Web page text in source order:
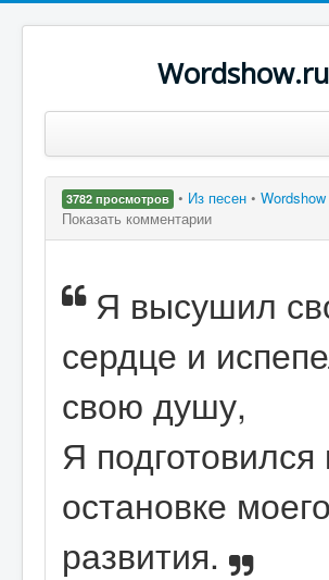
Wordshow.ru
Популярные цитаты
Поиск
3782 просмотров • Из песен • Wordshow
Показать комментарии
Я высушил
сердце и
свою душу,
Я подготовился
остановке моего
развития.